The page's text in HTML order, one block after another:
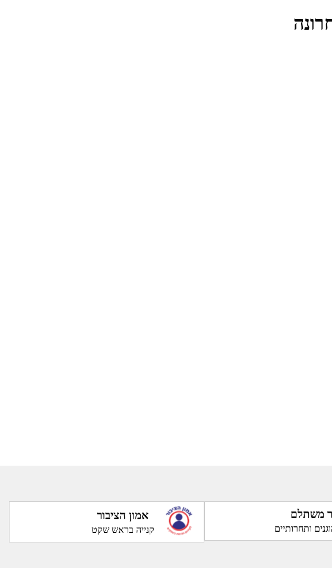
משתלם
ותחרותיים
אמון הציבור
קנייה בראש שקט